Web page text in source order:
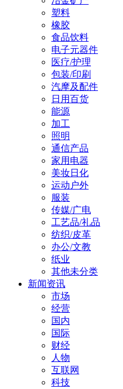
塑料
橡胶
食品饮料
电子元器件
医疗/护理
包装/印刷
汽摩及配件
日用百货
能源
加工
照明
通信产品
家用电器
美妆日化
运动户外
服装
传媒/广电
工艺品/礼品
纺织/皮革
办公/文教
纸业
其他未分类
新闻资讯
市场
经营
国内
国际
财经
人物
互联网
科技